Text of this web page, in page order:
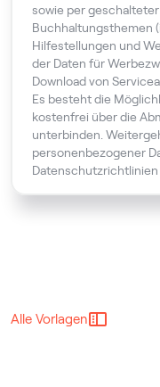
sowie per
Buchhaltungsthemen
Hilfestellungen und
der Daten für
Download von
Es besteht die
kostenfrei über die
unterbinden.
personenbezogener
Datenschutzrichtlinien
Alle Vorlagen